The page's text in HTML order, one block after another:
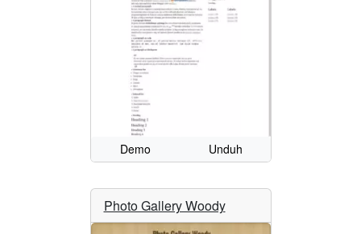
Demo Unduh
Photo Gallery Woody